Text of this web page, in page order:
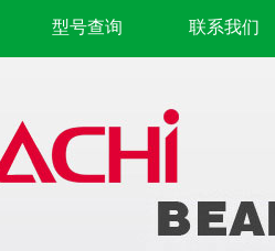
型号查询 联系我们